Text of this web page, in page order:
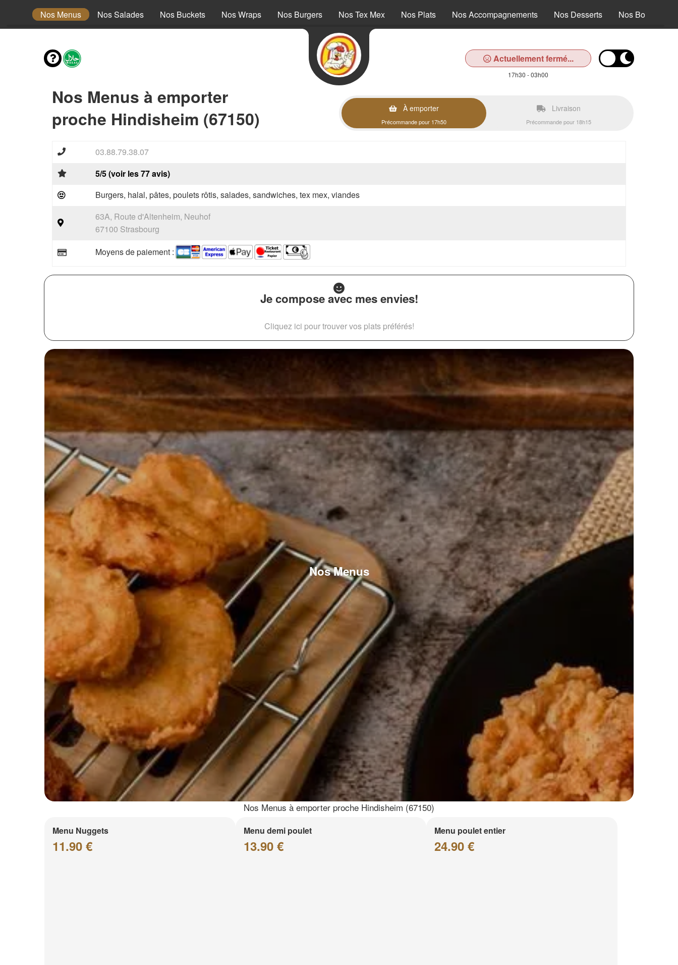
Nos Menus Nos Salades Nos Buckets Nos Wraps Nos Burgers Nos Tex Mex Nos Plats Nos Accompagnements Nos Desserts Nos Boissons
Actuellement fermé...
17h30 - 03h00
Nos Menus à emporter
proche Hindisheim (67150)
À emporter
Précommande pour 17h50
Livraison
Précommande pour 18h15
03.88.79.38.07
5/5 (voir les 77 avis)
Burgers, halal, pâtes, poulets rôtis, salades, sandwiches, tex mex, viandes
63A, Route d'Altenheim, Neuhof
67100 Strasbourg
Moyens de paiement :
Je compose avec mes envies!
Cliquez ici pour trouver vos plats préférés!
Nos Menus
Nos Menus à emporter proche Hindisheim (67150)
Menu Nuggets
11.90 €
Menu demi poulet
13.90 €
Menu poulet entier
24.90 €